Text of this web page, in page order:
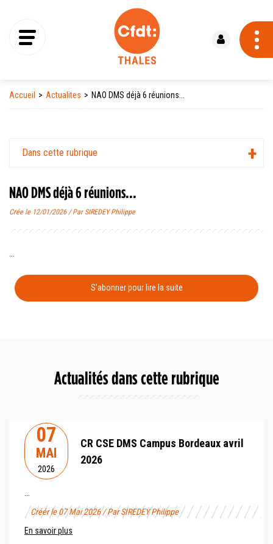
Accueil Actualites NAO DMS déjà 6 réunions...
Dans cette rubrique
NAO DMS déjà 6 réunions...
Crée le 12/01/2026 / Par SIREDEY Philippe
S'abonner pour lire la suite
Actualités dans cette rubrique
07
MAI
2026
CR CSE DMS Campus Bordeaux avril
2026
Créér le 07 Mai 2026 / Par SIREDEY Philippe
En savoir plus